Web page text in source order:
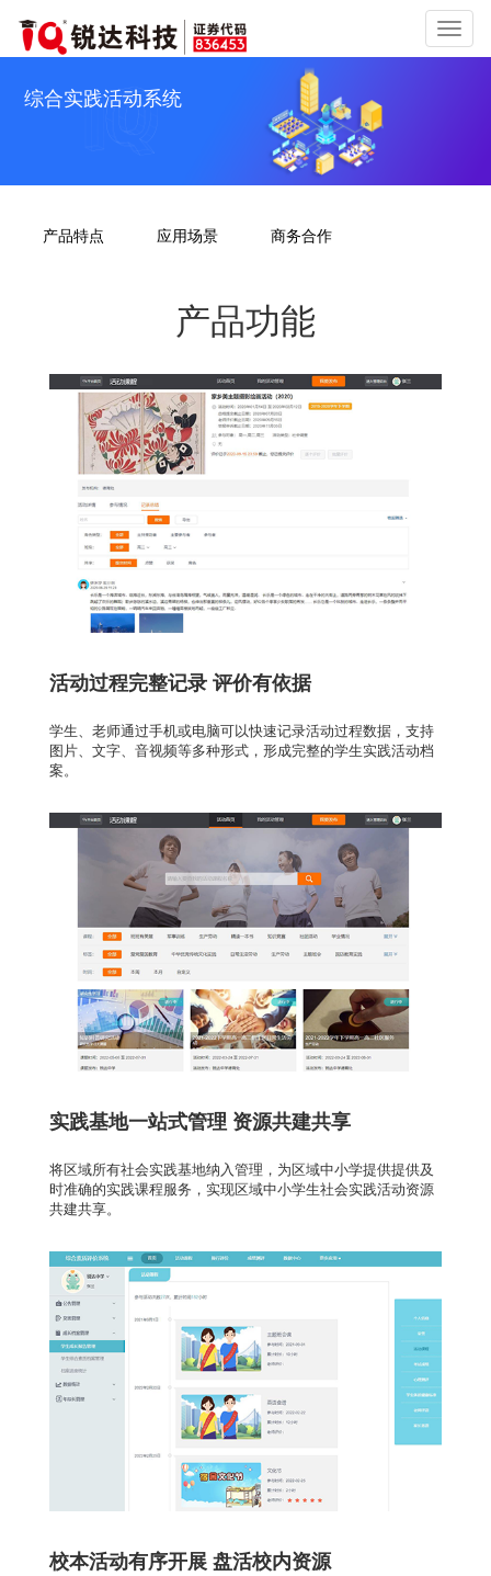
切
换
综合实践活动系统
产品特点 应用场景 商务合作
产品功能
活动过程完整记录 评价有依据
学生、老师通过手机或电脑可以快速记录活动过程数据，支持
图片、文字、音视频等多种形式，形成完整的学生实践活动档
案。
实践基地一站式管理 资源共建共享
将区域所有社会实践基地纳入管理，为区域中小学提供提供及
时准确的实践课程服务，实现区域中小学生社会实践活动资源
共建共享。
校本活动有序开展 盘活校内资源